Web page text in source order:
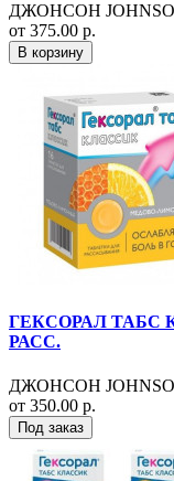
ДЖОНСОН
от 375.00 р.
В корзину
ГЕКСОРАЛ ТАБС
РАСС.
ДЖОНСОН
от 350.00 р.
Под заказ